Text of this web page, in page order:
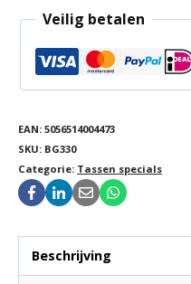
Veilig betalen
EAN: 5056514004473
SKU: BG330
Categorie: Tassen specials
Beschrijving